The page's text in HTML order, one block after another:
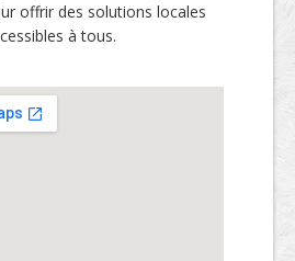
offrir des solutions locales
à tous.